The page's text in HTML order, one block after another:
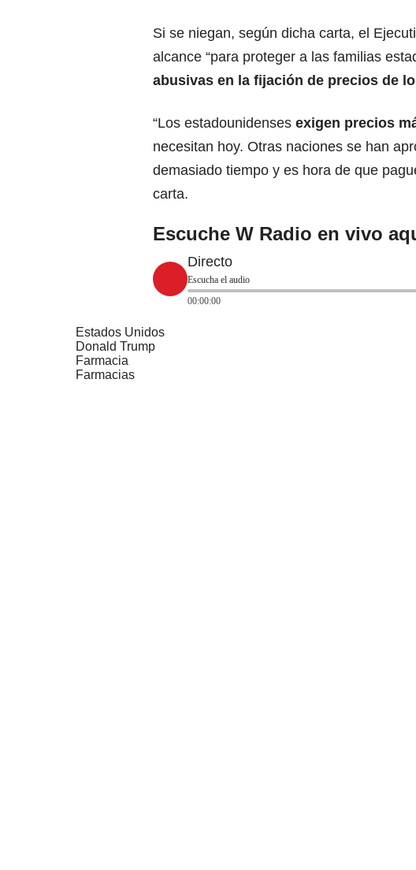
Si se niegan, según dicha carta, el
alcance “para proteger a las familias
abusivas en la fijación de precios de
“Los estadounidenses exigen precios
necesitan hoy. Otras naciones se han
demasiado tiempo y es hora de que
carta.
Escuche W Radio en vivo
Directo
Escucha el audio
00:00:00
Estados Unidos
Donald Trump
Farmacia
Farmacias